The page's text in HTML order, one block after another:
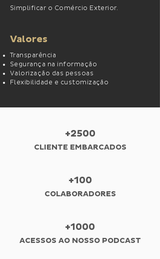
Simplificar o Comércio Exterior.
Valores
Transparência
Segurança na informação
Valorização das pessoas
Flexibilidade e customização
+2500
CLIENTE EMBARCADOS
+100
COLABORADORES
+1000
ACESSOS AO NOSSO PODCAST